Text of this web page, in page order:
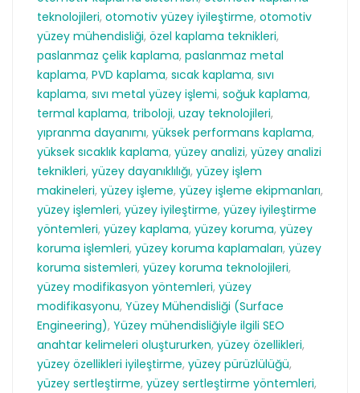
teknolojileri, otomotiv yüzey iyileştirme, otomotiv
yüzey mühendisliği, özel kaplama teknikleri,
paslanmaz çelik kaplama, paslanmaz metal
kaplama, PVD kaplama, sıcak kaplama, sıvı
kaplama, sıvı metal yüzey işlemi, soğuk kaplama,
termal kaplama, triboloji, uzay teknolojileri,
yıpranma dayanımı, yüksek performans kaplama,
yüksek sıcaklık kaplama, yüzey analizi, yüzey analizi
teknikleri, yüzey dayanıklılığı, yüzey işlem
makineleri, yüzey işleme, yüzey işleme ekipmanları,
yüzey işlemleri, yüzey iyileştirme, yüzey iyileştirme
yöntemleri, yüzey kaplama, yüzey koruma, yüzey
koruma işlemleri, yüzey koruma kaplamaları, yüzey
koruma sistemleri, yüzey koruma teknolojileri,
yüzey modifikasyon yöntemleri, yüzey
modifikasyonu, Yüzey Mühendisliği (Surface
Engineering), Yüzey mühendisliğiyle ilgili SEO
anahtar kelimeleri oluştururken, yüzey özellikleri,
yüzey özellikleri iyileştirme, yüzey pürüzlülüğü,
yüzey sertleştirme, yüzey sertleştirme yöntemleri,